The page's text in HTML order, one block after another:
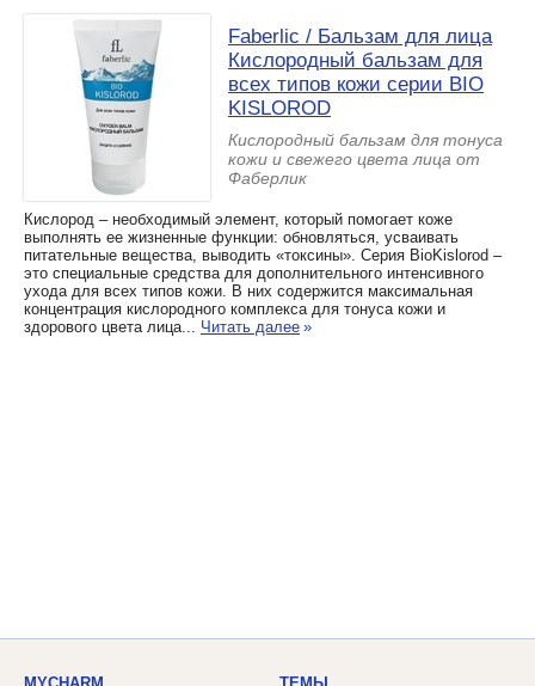
Faberlic / Бальзам для лица
Кислородный бальзам для
всех типов кожи серии BIO
KISLOROD
Кислородный бальзам для тонуса
кожи и свежего цвета лица от
Фаберлик
Кислород – необходимый элемент, который помогает коже
выполнять ее жизненные функции: обновляться, усваивать
питательные вещества, выводить «токсины». Серия BioKislorod –
это специальные средства для дополнительного интенсивного
ухода для всех типов кожи. В них содержится максимальная
концентрация кислородного комплекса для тонуса кожи и
здорового цвета лица... Читать далее »